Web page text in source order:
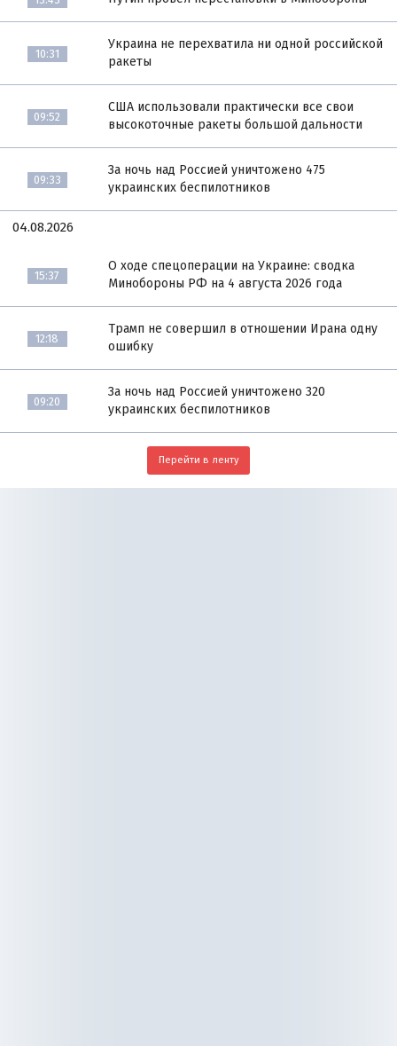
10:31
Украина не перехватила ни одной российской
ракеты
09:52
США использовали практически все свои
высокоточные ракеты большой дальности
09:33
За ночь над Россией уничтожено 475
украинских беспилотников
04.08.2026
15:37
О ходе спецоперации на Украине: сводка
Минобороны РФ на 4 августа 2026 года
12:18
Трамп не совершил в отношении Ирана одну
ошибку
09:20
За ночь над Россией уничтожено 320
украинских беспилотников
Перейти в ленту